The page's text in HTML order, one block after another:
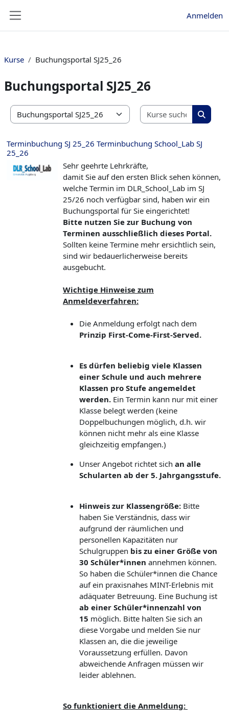
Anmelden
Kurse Buchungsportal SJ25_26
Buchungsportal SJ25_26
Kursbereiche
Kurse
Kurse
Terminbuchung SJ 25_26 Terminbuchung School_Lab SJ
25_26
Sehr geehrte Lehrkräfte,
damit Sie auf den ersten Blick sehen können,
welche Termin im DLR_School_Lab im SJ
25/26 noch verfügbar sind, haben wir ein
Buchungsportal für Sie eingerichtet!
Bitte nutzen Sie zur Buchung von
Terminen ausschließlich dieses Portal.
Sollten keine Termine mehr ersichtlich sein,
sind wir bedauerlicherweise bereits
ausgebucht.
Wichtige Hinweise zum
Anmeldeverfahren:
Die Anmeldung erfolgt nach dem
Prinzip First-Come-First-Served.
Es dürfen beliebig viele Klassen
einer Schule und auch mehrere
Klassen pro Stufe angemeldet
werden. Ein Termin kann nur mit einer
Klasse belegt werden (keine
Doppelbuchungen möglich, d.h. wir
können nicht mehr als eine Klasse
gleichzeitig empfangen.)
Unser Angebot richtet sich an alle
Schularten ab der 5. Jahrgangsstufe.
Hinweis zur Klassengröße: Bitte
haben Sie Verständnis, dass wir
aufgrund der räumlichen und
personellen Kapazitäten nur
Schulgruppen bis zu einer Größe von
30 Schüler*innen annehmen können.
So haben die Schüler*innen die Chance
auf ein praxisnahes MINT-Erlebnis mit
adäquater Betreuung. Eine Buchung ist
ab einer Schüler*innenzahl von
15 möglich. Bitte halten Sie sich an
diese Vorgabe und melden Sie nur
Klassen an, die die jeweilige
Voraussetzung erfüllen. Davon
abweichende Anfragen müssen wir
leider ablehnen.
So funktioniert die Anmeldung: